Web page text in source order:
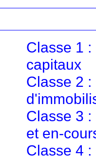
Classe 1
capitaux
Classe 2 :
Classe 3
et en-
Classe 4